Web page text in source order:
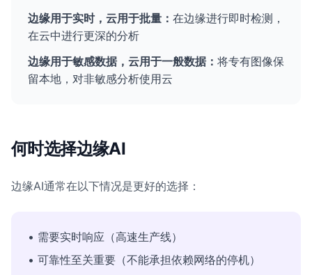
边缘用于实时，云用于批量： 在边缘进行即时检测，
在云中进行更深的分析
边缘用于敏感数据，云用于一般数据： 将专有图像保
留本地，对非敏感分析使用云
何时选择边缘AI
边缘AI通常在以下情况是更好的选择：
• 需要实时响应（高速生产线）
• 可靠性至关重要（不能承担依赖网络的停机）